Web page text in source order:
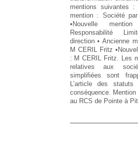
mentions suivantes :
mention : Société
•Nouvelle
Responsabilité
direction • Ancienne
M CERIL Fritz
: M CERIL Fritz. Les
relatives aux
simplifiées sont
L’article des
conséquence.
au RCS de Pointe à